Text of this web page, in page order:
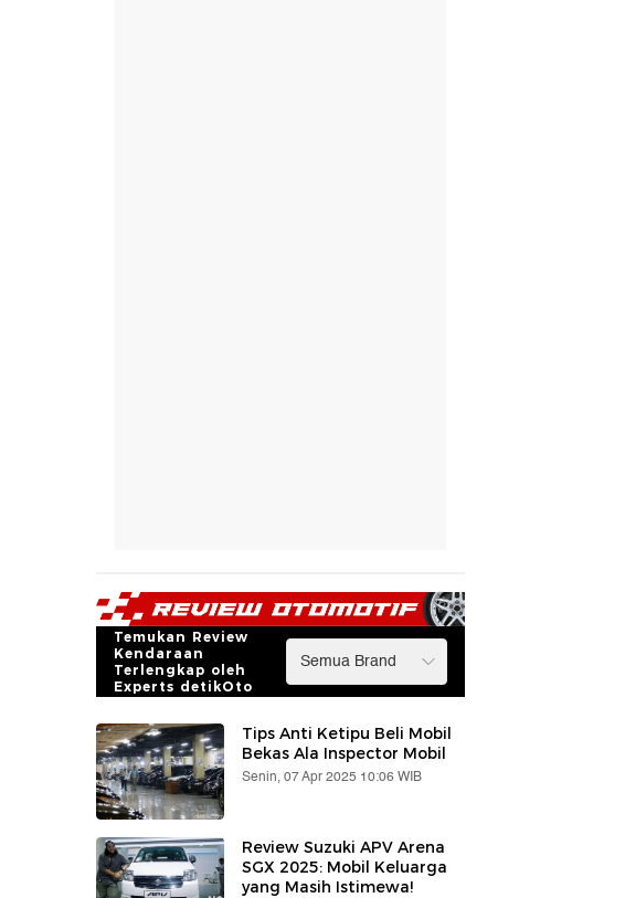
Temukan Review
Kendaraan
Terlengkap oleh
Experts detikOto
Tips Anti Ketipu Beli Mobil
Bekas Ala Inspector Mobil
Senin, 07 Apr 2025 10:06 WIB
Review Suzuki APV Arena
SGX 2025: Mobil Keluarga
yang Masih Istimewa!